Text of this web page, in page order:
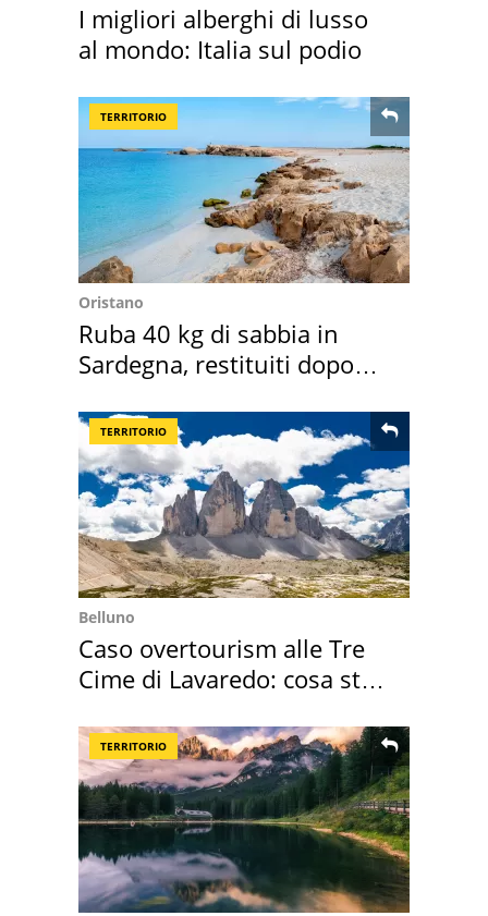
I migliori alberghi di lusso
al mondo: Italia sul podio
TERRITORIO
Oristano
Ruba 40 kg di sabbia in
Sardegna, restituiti dopo
TERRITORIO
Belluno
Caso overtourism alle Tre
Cime di Lavaredo: cosa sta
TERRITORIO